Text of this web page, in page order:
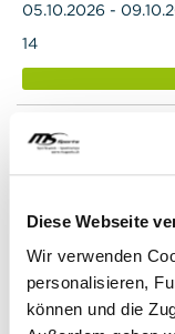
Diese Webseite
Wir verwenden
personalisieren,
können und die
05.10.2026 -
14
F26-101ü,
Saignelégier (JU)